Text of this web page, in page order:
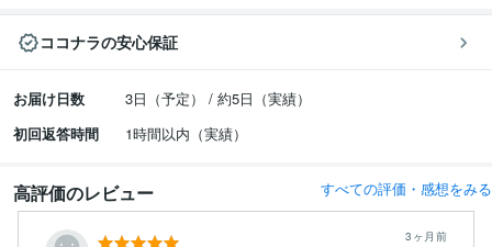
ココナラの安心保証
お届け日数
3日（予定） / 約5日（実績）
初回返答時間
1時間以内（実績）
高評価のレビュー すべての評価・感想をみる
3ヶ月前